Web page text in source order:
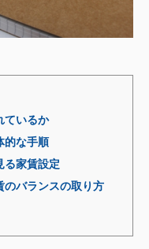
ているか
的な手順
る家賃設定
のバランスの取り方